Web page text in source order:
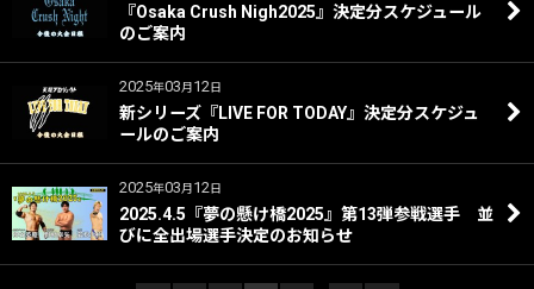
『Osaka Crush Nigh2025』決定分スケジュール
のご案内
2025年03月 12 日
新シリーズ『LIVE FOR TODAY』決定分スケジュ
ールのご案内
2025年03月 12 日
2025.4.5『夢の懸け橋2025』第13弾参戦選手 並
びに全出場選手決定のお知らせ